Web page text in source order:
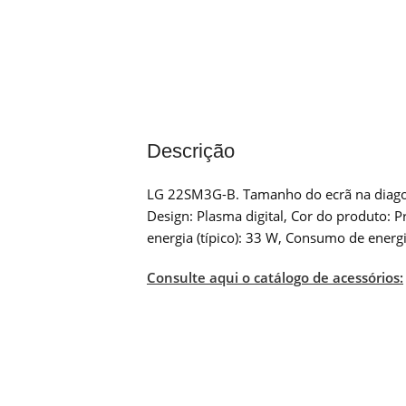
Descrição
LG 22SM3G-B. Tamanho do ecrã na
Design: Plasma digital, Cor do produto:
energia (típico): 33 W, Consumo de
Consulte aqui o catálogo de acessórios: